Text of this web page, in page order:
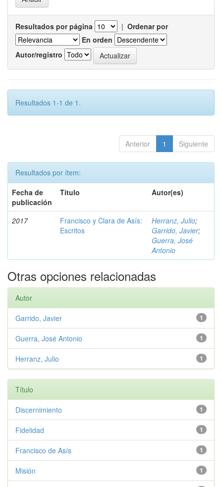
Resultados por página | Ordenar por
En orden
Autor/registro
Resultados 1-1 de 1.
Anterior 1 Siguiente
Resultados por ítem:
Fecha de
publicación
Título Autor(es)
2017
Francisco y Clara de Asís:
Escritos
Herranz, Julio;
Garrido, Javier;
Guerra, José
Antonio
Otras opciones relacionadas
Autor
1
Garrido, Javier
1
Guerra, José Antonio
1
Herranz, Julio
Título
1
Discernimiento
1
Fidelidad
1
Francisco de Asís
1
Misión